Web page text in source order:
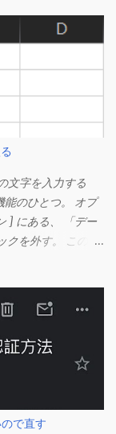
文字を入力する
能のひとつ。 オプ
] にある、 「デー
クを外す。 この機
取り消し線の書
してみます。 今
メニューの
「command + ,
ます。 「編集オプ
で直す